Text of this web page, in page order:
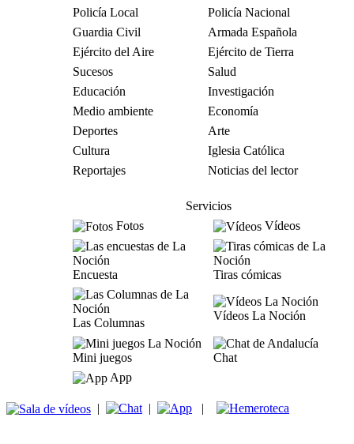
Policía Local
Policía Nacional
Guardia Civil
Armada Española
Ejército del Aire
Ejército de Tierra
Sucesos
Salud
Educación
Investigación
Medio ambiente
Economía
Deportes
Arte
Cultura
Iglesia Católica
Reportajes
Noticias del lector
Servicios
Fotos
Vídeos
Encuesta Tiras cómicas
Las Columnas
Vídeos La Noción
Mini juegos
Chat
App
| | |